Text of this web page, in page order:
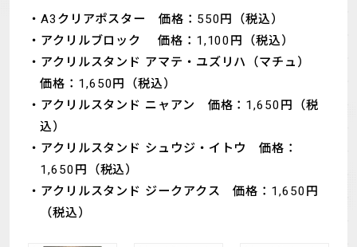
A3クリアポスター 価格：550円（税込）
アクリルブロック 価格：1,100円（税込）
アクリルスタンド アマテ・ユズリハ（マチュ）
価格：1,650円（税込）
アクリルスタンド ニャアン 価格：1,650円（税
込）
アクリルスタンド シュウジ・イトウ 価格：
1,650円（税込）
アクリルスタンド ジークアクス 価格：1,650円
（税込）